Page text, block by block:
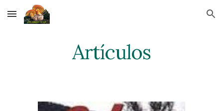
Skip to main content Skip to navigation
Artículos